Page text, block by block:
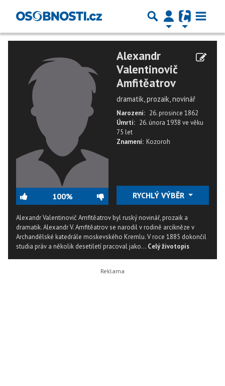
100%
Alexandr
Valentinovič
Amfitěatrov
dramatik, prozaik, novinář
Narození: 26. prosince 1862
Úmrtí: 26. února 1938 ve věku
75 let
Znamení: Kozoroh
RYCHLÝ VÝBĚR
Alexandr Valentinovič Amfitěatrov byl ruský novinář, prozaik a
dramatik. Alexandr V. Amfitěatrov se narodil v rodině arcikněze v
Archandělské katedrále moskevského Kremlu. V roce 1885 dokončil
studia práv a několik desetiletí pracoval jako... Celý životopis